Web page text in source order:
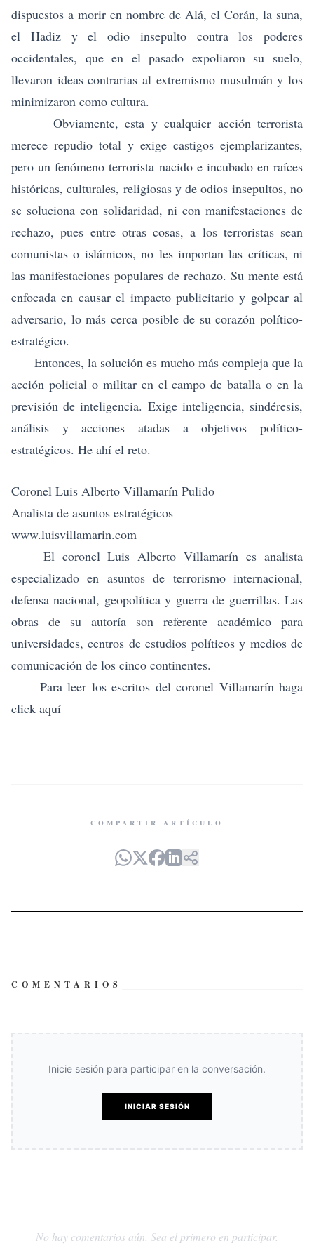
dispuestos a morir en nombre de Alá, el Corán, la suna,
el Hadiz y el odio insepulto contra los poderes
occidentales, que en el pasado expoliaron su suelo,
llevaron ideas contrarias al extremismo musulmán y los
minimizaron como cultura.
Obviamente, esta y cualquier acción terrorista
merece repudio total y exige castigos ejemplarizantes,
pero un fenómeno terrorista nacido e incubado en raíces
históricas, culturales, religiosas y de odios insepultos, no
se soluciona con solidaridad, ni con manifestaciones de
rechazo, pues entre otras cosas, a los terroristas sean
comunistas o islámicos, no les importan las críticas, ni
las manifestaciones populares de rechazo. Su mente está
enfocada en causar el impacto publicitario y golpear al
adversario, lo más cerca posible de su corazón político-
estratégico.
Entonces, la solución es mucho más compleja que la
acción policial o militar en el campo de batalla o en la
previsión de inteligencia. Exige inteligencia, sindéresis,
análisis y acciones atadas a objetivos político-
estratégicos. He ahí el reto.
Coronel Luis Alberto Villamarín Pulido
Analista de asuntos estratégicos
www.luisvillamarin.com
El coronel Luis Alberto Villamarín es analista
especializado en asuntos de terrorismo internacional,
defensa nacional, geopolítica y guerra de guerrillas. Las
obras de su autoría son referente académico para
universidades, centros de estudios políticos y medios de
comunicación de los cinco continentes.
Para leer los escritos del coronel Villamarín haga
click aquí
COMPARTIR ARTÍCULO
COMENTARIOS
Inicie sesión para participar en la conversación.
INICIAR SESIÓN
No hay comentarios aún. Sea el primero en participar.